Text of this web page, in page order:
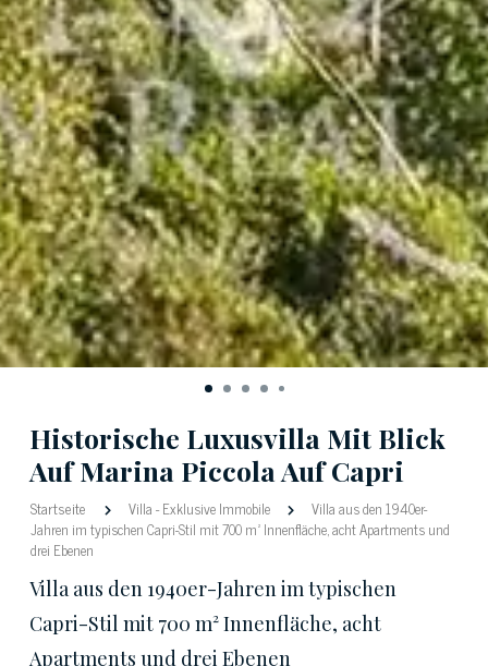
Historische Luxusvilla Mit Blick
Auf Marina Piccola Auf Capri
Startseite Villa-Exklusive Immobile
Villa aus den 1940er-
Jahren im typischen Capri-Stil mit 700 m² Innenfläche, acht Apartments und
drei Ebenen
Villa aus den 1940er-Jahren im typischen
Capri-Stil mit 700 m² Innenfläche, acht
Apartments und drei Ebenen